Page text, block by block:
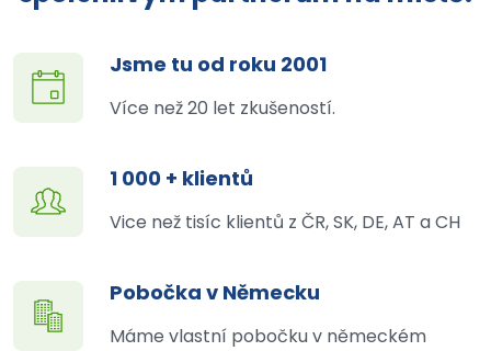
Jsme tu od roku 2001
Více než 20 let zkušeností.
1 000 + klientů
Vice než tisíc klientů z ČR, SK, DE, AT a CH
Pobočka v Německu
Máme vlastní pobočku v německém